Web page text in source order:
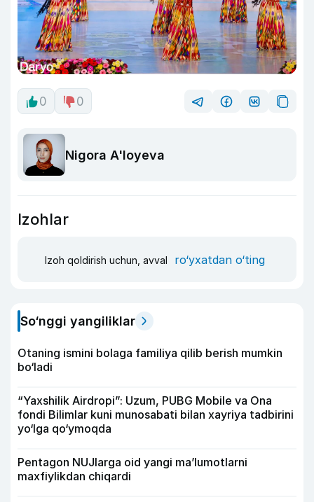
0 0
Nigora A'loyeva
Izohlar
Izoh qoldirish uchun, avval ro‘yxatdan o‘ting
So‘nggi yangiliklar
Otaning ismini bolaga familiya qilib berish mumkin
bo‘ladi
“Yaxshilik Airdropi”: Uzum, PUBG Mobile va Ona
fondi Bilimlar kuni munosabati bilan xayriya tadbirini
yo‘lga qo‘ymoqda
Pentagon NUJlarga oid yangi maʼlumotlarni
maxfiylikdan chiqardi